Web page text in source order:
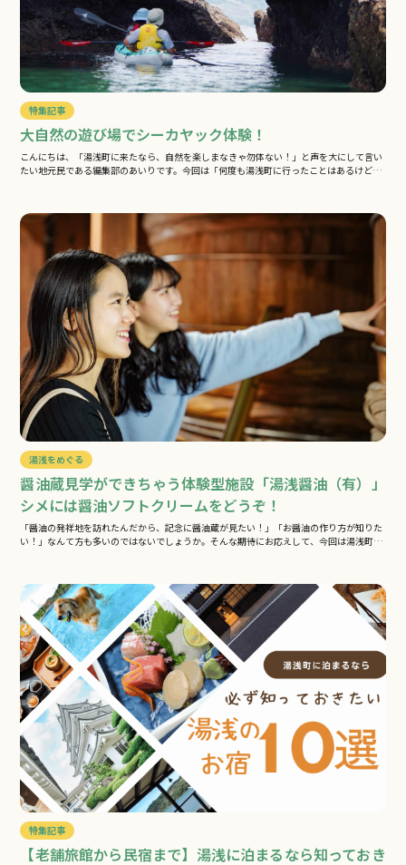
特集記事
大自然の遊び場でシーカヤック体験！
こんにちは、「湯浅町に来たなら、自然を楽しまなきゃ勿体ない！」と声を大にして言い
たい地元民である編集部のあいりです。今回は「何度も湯浅町に行ったことはあるけど、
湯浅をめぐる
醤油蔵見学ができちゃう体験型施設「湯浅醤油（有）」
シメには醤油ソフトクリームをどうぞ！
「醤油の発祥地を訪れたんだから、記念に醤油蔵が見たい！」「お醤油の作り方が知りた
い！」なんて方も多いのではないでしょうか。そんな期待にお応えして、今回は湯浅町
特集記事
【老舗旅館から民宿まで】湯浅に泊まるなら知っておき